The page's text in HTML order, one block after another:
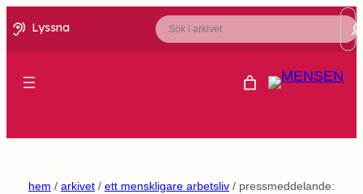
Lyssna
Sök
hem / arkivet / ett menskligare arbetsliv / pressmeddelande: